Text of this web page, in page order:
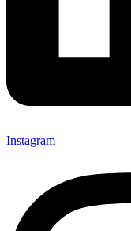
Instagram